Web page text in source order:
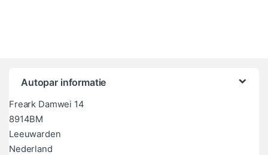
Autopar informatie
Freark Damwei 14
8914BM
Leeuwarden
Nederland